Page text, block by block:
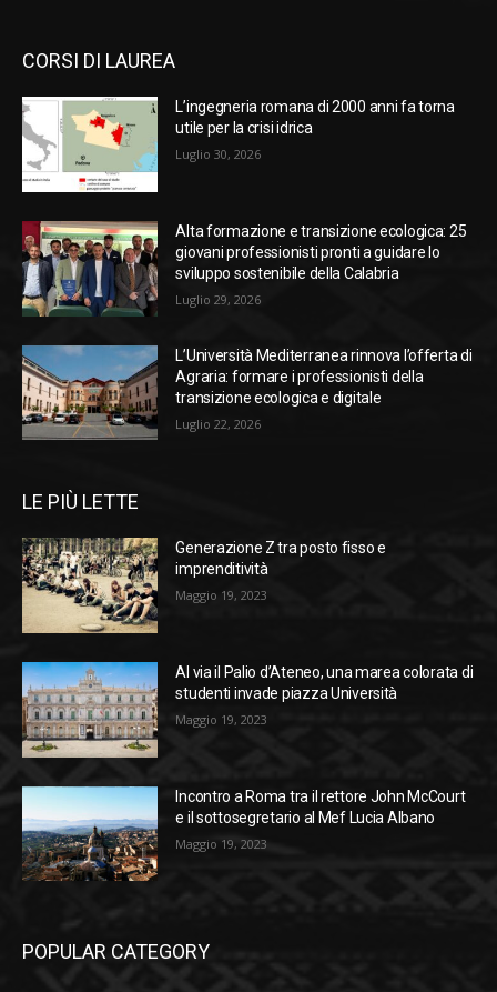
CORSI DI LAUREA
L’ingegneria romana di 2000 anni fa torna
utile per la crisi idrica
Luglio 30, 2026
Alta formazione e transizione ecologica: 25
giovani professionisti pronti a guidare lo
sviluppo sostenibile della Calabria
Luglio 29, 2026
L’Università Mediterranea rinnova l’offerta di
Agraria: formare i professionisti della
transizione ecologica e digitale
Luglio 22, 2026
LE PIÙ LETTE
Generazione Z tra posto fisso e
imprenditività
Maggio 19, 2023
Al via il Palio d’Ateneo, una marea colorata di
studenti invade piazza Università
Maggio 19, 2023
Incontro a Roma tra il rettore John McCourt
e il sottosegretario al Mef Lucia Albano
Maggio 19, 2023
POPULAR CATEGORY